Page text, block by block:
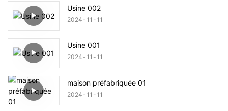
Usine 002
2024 11 11
Usine 001
2024 11 11
maison préfabriquée 01
2024 11 11